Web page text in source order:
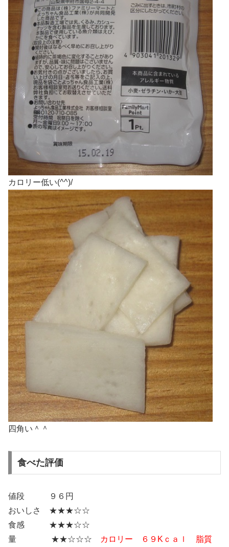
カロリー低い(^^)/
四角い＾＾
食べた評価
値段 ９６円
おいしさ ★★★☆☆
食感 ★★★☆☆
量 ★★☆☆☆
カロリー ６９Kｃａｌ 脂質